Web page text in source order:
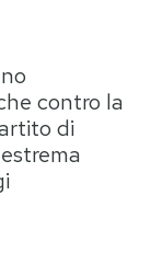
contro la
di